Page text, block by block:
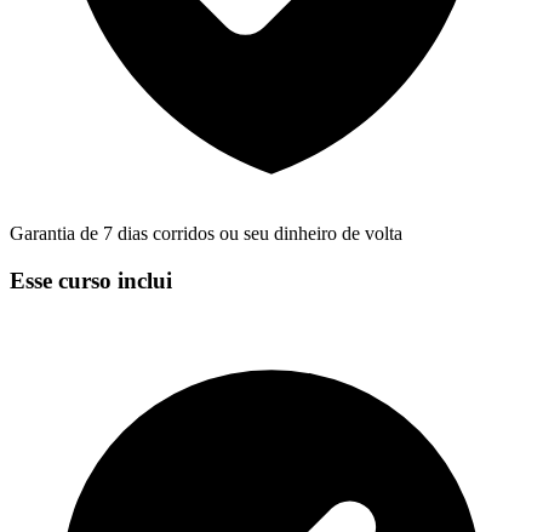
Garantia de 7 dias corridos ou seu dinheiro de volta
Esse curso inclui